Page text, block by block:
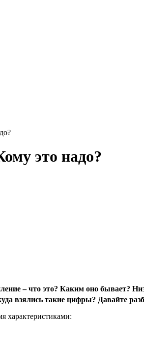
это надо?
– что это? Каким оно бывает?
взялись такие цифры? Давайте
характеристиками: